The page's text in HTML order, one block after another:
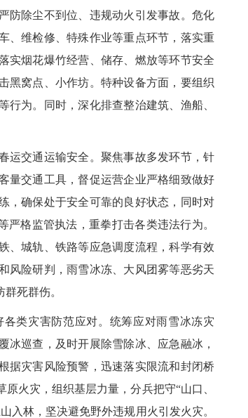
防除尘不到位、违规动火引发事故。危化
、维检修、特殊作业等重点环节，落实重
实烟花爆竹经营、储存、燃放等环节安全
黑窝点、小作坊。特种设备方面，要组织
为。同时，深化排查整治建筑、渔船、
交通运输安全。聚焦事故多发环节，针
量交通工具，督促运营企业严格细致做好
，确保处于安全可靠的良好状态，同时对
严格监管执法，重拳打击各类违法行为。
、城轨、铁路等应急调度流程，科学有效
风险研判，雨雪冰冻、大风团雾等恶劣天
死群伤。
类灾害防范应对。统筹应对雨雪冰冻灾
冰巡查，及时开展除雪除冰、应急融冰，
据灾害风险预警，迅速落实限流和封闭桥
火灾，组织基层力量，分兵把守“山口、
入林，坚决避免野外违规用火引发火灾。